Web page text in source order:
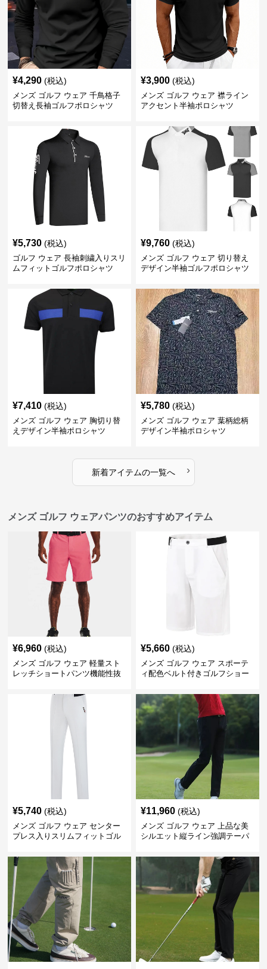
¥4,290 (税込)
メンズ ゴルフ ウェア 千鳥格子
切替え長袖ゴルフポロシャツ
¥3,900 (税込)
メンズ ゴルフ ウェア 襟ライン
アクセント半袖ポロシャツ
¥5,730 (税込)
ゴルフ ウェア 長袖刺繍入りスリ
ムフィットゴルフポロシャツ
¥9,760 (税込)
メンズ ゴルフ ウェア 切り替え
デザイン半袖ゴルフポロシャツ
¥7,410 (税込)
メンズ ゴルフ ウェア 胸切り替
えデザイン半袖ポロシャツ
¥5,780 (税込)
メンズ ゴルフ ウェア 葉柄総柄
デザイン半袖ポロシャツ
新着アイテムの一覧へ ›
メンズ ゴルフ ウェアパンツのおすすめアイテム
¥6,960 (税込)
メンズ ゴルフ ウェア 軽量スト
レッチショートパンツ機能性抜
¥5,660 (税込)
メンズ ゴルフ ウェア スポーテ
ィ配色ベルト付きゴルフショー
¥5,740 (税込)
メンズ ゴルフ ウェア センター
プレス入りスリムフィットゴル
¥11,960 (税込)
メンズ ゴルフ ウェア 上品な美
シルエット縦ライン強調テーパ